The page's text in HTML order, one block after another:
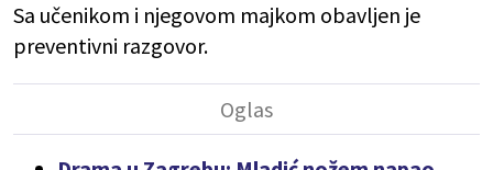
Sa učenikom i njegovom majkom obavljen je
preventivni razgovor.